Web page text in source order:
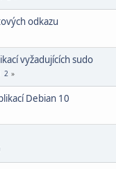
odkazu
vyžadujících sudo
2
Debian 10